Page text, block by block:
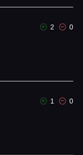
2 0
1 0